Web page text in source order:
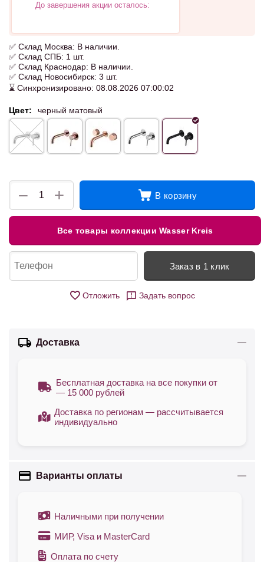
До завершения акции осталось:
✅ Склад Москва: В наличии.
✅ Склад СПБ: 1 шт.
✅ Склад Краснодар: В наличии.
✅ Склад Новосибирск: 3 шт.
⌛ Синхронизировано: 08.08.2026 07:00:02
Цвет: черный матовый
+
− В корзину
Все товары коллекции Wasser Kreis
Заказ в 1 клик
Отложить Задать вопрос
Доставка
Бесплатная доставка на все покупки от
— 15 000 рублей
Доставка по регионам — рассчитывается
индивидуально
Варианты оплаты
Наличными при получении
МИР, Visa и MasterCard
Оплата по счету